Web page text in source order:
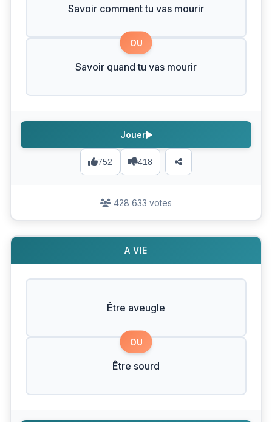
Savoir comment tu vas mourir
OU
Savoir quand tu vas mourir
752 418
Jouer
428 633 votes
A VIE
Être aveugle
OU
Être sourd